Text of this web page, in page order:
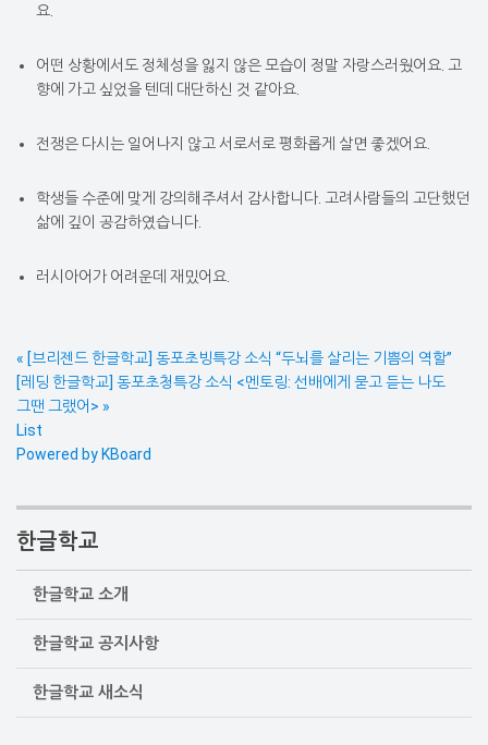
요.
어떤 상황에서도 정체성을 잃지 않은 모습이 정말 자랑스러웠어요. 고
향에 가고 싶었을 텐데 대단하신 것 같아요.
전쟁은 다시는 일어나지 않고 서로서로 평화롭게 살면 좋겠어요.
학생들 수준에 맞게 강의해주셔서 감사합니다. 고려사람들의 고단했던
삶에 깊이 공감하였습니다.
러시아어가 어려운데 재밌어요.
« [브리젠드 한글학교] 동포초빙특강 소식 “두뇌를 살리는 기쁨의 역할”
[레딩 한글학교] 동포초청특강 소식 <멘토링: 선배에게 묻고 듣는 나도
그땐 그랬어> »
List
Powered by KBoard
한글학교
한글학교 소개
한글학교 공지사항
한글학교 새소식